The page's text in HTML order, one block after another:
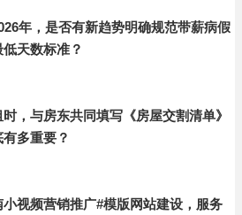
年，是否有新趋势明确规范带薪病假
低天数标准？
时，与房东共同填写《房屋交割清单》
有多重要？
小视频营销推广#模版网站建设，服务